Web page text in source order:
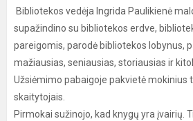
Bibliotekos vedėja Ingrida Paulikienė
supažindino su bibliotekos erdve,
pareigomis, parodė bibliotekos lobynus,
mažiausias, seniausias, storiausias ir
Užsiėmimo pabaigoje pakvietė mokinius
skaitytojais.
Pirmokai sužinojo, kad knygų yra įvairių.